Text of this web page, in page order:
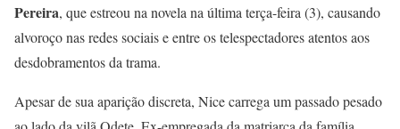
Pereira, que estreou na novela na última terça-feira (3), causando
alvoroço nas redes sociais e entre os telespectadores atentos aos
desdobramentos da trama.
Apesar de sua aparição discreta, Nice carrega um passado pesado